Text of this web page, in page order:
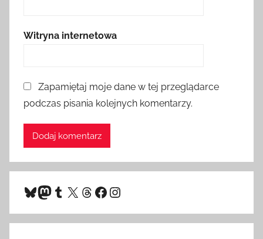
Witryna internetowa
Zapamiętaj moje dane w tej przeglądarce
podczas pisania kolejnych komentarzy.
Bluesky
Mastodon
Tumblr
X Threads
Facebook
Instagram